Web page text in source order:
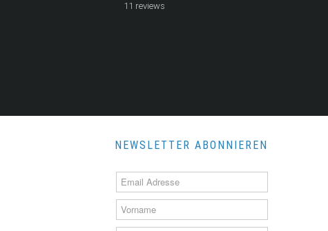
11 reviews
NEWSLETTER ABONNIEREN